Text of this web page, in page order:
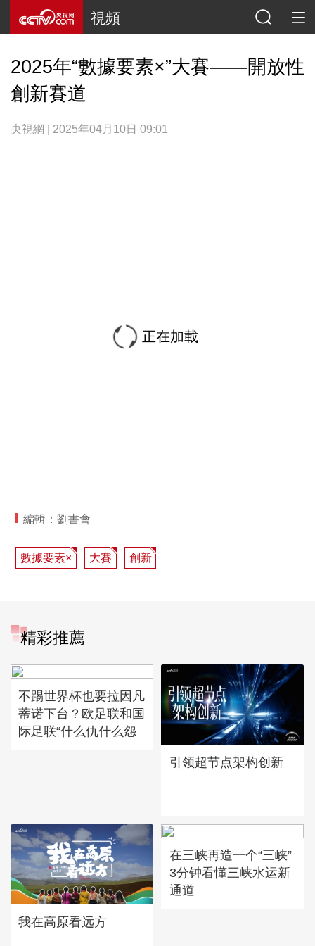
視頻
2025年“數據要素×”大賽——開放性
創新賽道
央視網 | 2025年04月10日 09:01
正在加載
編輯：劉書會
數據要素× 大賽 創新
精彩推薦
不踢世界杯也要拉因凡
蒂诺下台？欧足联和国
际足联“什么仇什么怨
引领超节点架构创新
我在高原看远方
在三峡再造一个“三峡”
3分钟看懂三峡水运新
通道